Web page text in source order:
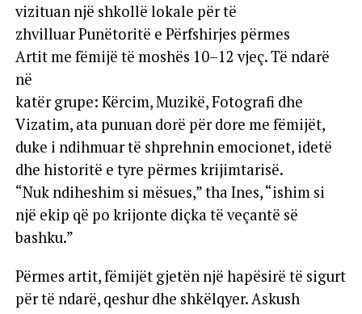
vizituan një shkollë lokale për të
zhvilluar Punëtoritë e Përfshirjes përmes
Artit me fëmijë të moshës 10–12 vjeç. Të ndarë
në
katër grupe: Kërcim, Muzikë, Fotografi dhe
Vizatim, ata punuan dorë për dore me fëmijët,
duke i ndihmuar të shprehnin emocionet, idetë
dhe historitë e tyre përmes krijimtarisë.
“Nuk ndiheshim si mësues,” tha Ines, “ishim si
një ekip që po krijonte diçka të veçantë së
bashku.”
Përmes artit, fëmijët gjetën një hapësirë të sigurt
për të ndarë, qeshur dhe shkëlqyer. Askush